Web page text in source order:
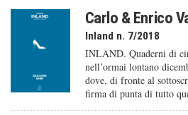
Carlo & Enrico
Inland n. 7/2018
INLAND. Quaderni di
nell’ormai lontano
dove, di fronte al
firma di punta di tutto